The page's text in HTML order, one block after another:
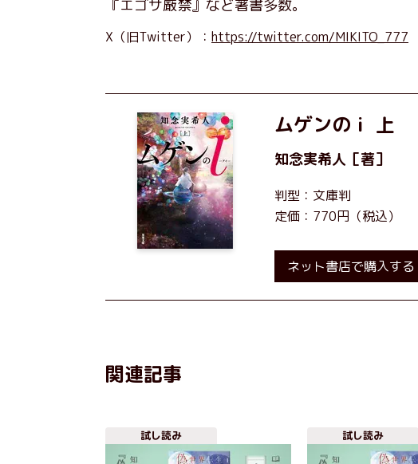
『エゴサ厳禁』など著書多数。
X（旧Twitter）： https://twitter.com/MIKITO_777
ムゲンのｉ 上
知念実希人 ［著］
判型：文庫判
定価：770円（税込）
ネット書店で購入する
関連記事
試し読み 試し読み